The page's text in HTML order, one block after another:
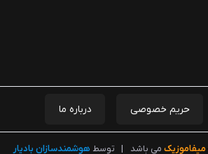
حریم خصوصی درباره ما
میفاموزیک می باشد | توسطهوشمندسازان بادیار